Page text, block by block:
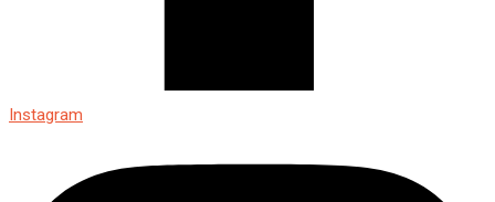
Instagram